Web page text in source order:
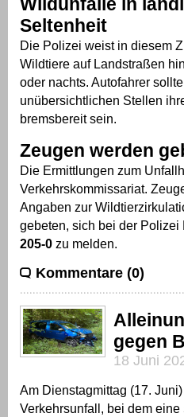
Seltenheit
Die Polizei weist in diesem
Wildtiere auf Landstraßen
oder nachts. Autofahrer
unübersichtlichen Stellen
bremsbereit sein.
Zeugen werden
Die Ermittlungen zum
Verkehrskommissariat.
Angaben zur
gebeten, sich bei der
205-0 zu melden.
Kommentare (0)
gegen
18 Juni
Am Dienstagmittag (17.
Verkehrsunfall, bei dem